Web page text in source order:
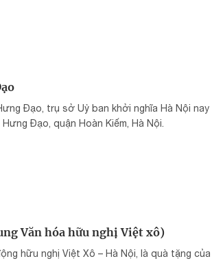
Đạo, trụ sở Uỷ ban khởi nghĩa Hà Nội nay
Đạo, quận Hoàn Kiếm, Hà Nội.
Văn hóa hữu nghị Việt xô)
hữu nghị Việt Xô – Hà Nội, là quà tặng của